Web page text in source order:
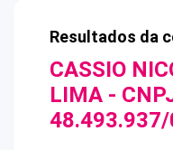
Resultados da
CASSIO
LIMA -